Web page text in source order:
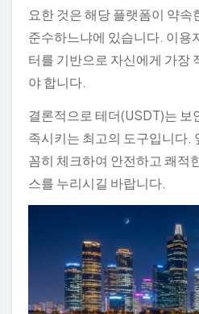
요한 것은 해당 플랫폼이 약속
준수하느냐에 있습니다. 이용
터를 기반으로 자신에게 가장
야 합니다.
결론적으로 테더(USDT)는 보
족시키는 최고의 도구입니다.
꼼히 체크하여 안전하고 쾌적
스를 누리시길 바랍니다.